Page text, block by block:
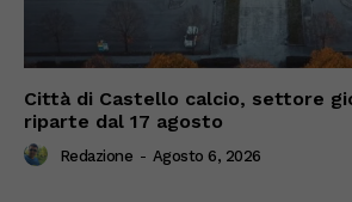
Città di Castello calcio, settore
riparte dal 17 agosto
Redazione - Agosto 6, 2026